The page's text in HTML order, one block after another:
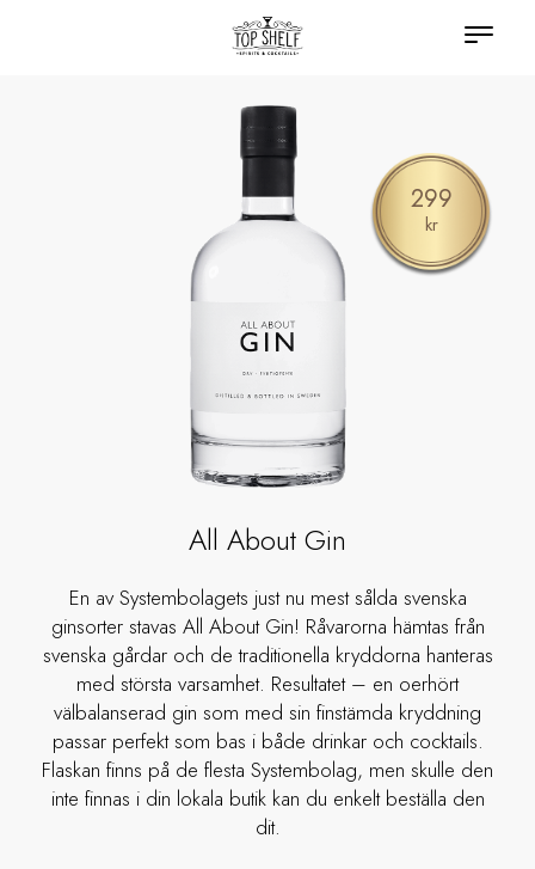
299
kr
All About Gin
En av Systembolagets just nu mest sålda svenska
ginsorter stavas All About Gin! Råvarorna hämtas från
svenska gårdar och de traditionella kryddorna hanteras
med största varsamhet. Resultatet – en oerhört
välbalanserad gin som med sin finstämda kryddning
passar perfekt som bas i både drinkar och cocktails.
Flaskan finns på de flesta Systembolag, men skulle den
inte finnas i din lokala butik kan du enkelt beställa den
dit.